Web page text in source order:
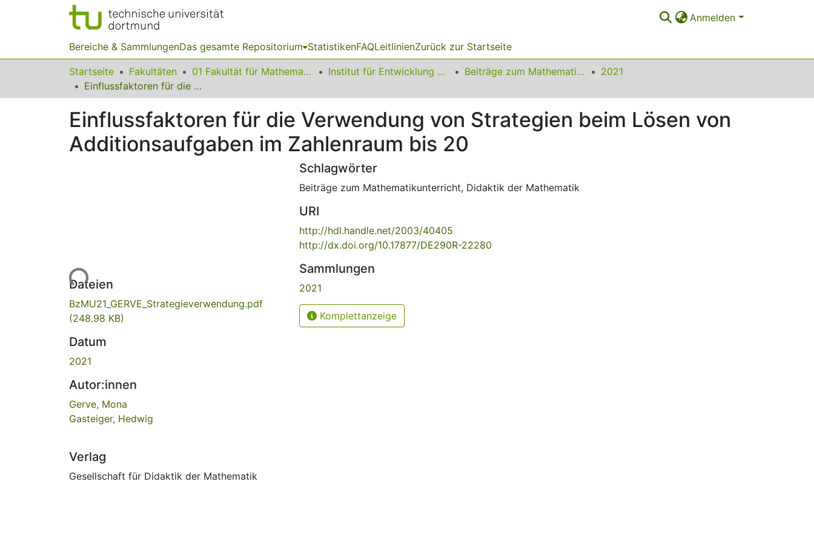
Anmelden
Bereiche & SammlungenDas gesamte Repositorium StatistikenFAQLeitlinienZurück zur Startseite
Startseite Fakultäten 01 Fakultät für Mathematik Institut für Entwicklung und Erforschung des Mathematikunterrichts Beiträge zum Mathematikunterricht
2021
Einflussfaktoren für die Verwendung von Strategien beim Lösen von Additionsaufgaben im Zahlenraum bis 20
Einflussfaktoren für die Verwendung von Strategien beim Lösen von
Additionsaufgaben im Zahlenraum bis 20
Lade...
Dateien
BzMU21_GERVE_Strategieverwendung.pdf
(248.98 KB)
Datum
2021
Autor:innen
Gerve, Mona
Gasteiger, Hedwig
Verlag
Gesellschaft für Didaktik der Mathematik
Schlagwörter
Beiträge zum Mathematikunterricht, Didaktik der Mathematik
URI
http://hdl.handle.net/2003/40405
http://dx.doi.org/10.17877/DE290R-22280
Sammlungen
2021
Komplettanzeige